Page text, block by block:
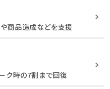
商品造成などを支援
ク時の7割まで回復